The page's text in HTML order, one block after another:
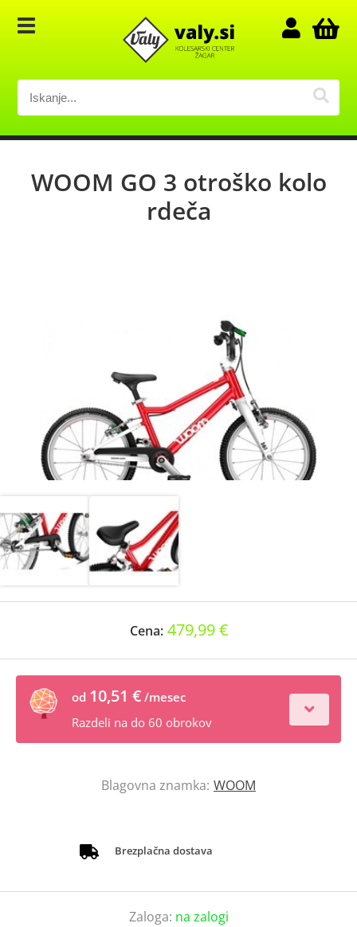
WOOM GO 3 otroško kolo
rdeča
Cena: 479,99 €
od 10,51 € /mesec
Razdeli na do 60 obrokov
Blagovna znamka: WOOM
Brezplačna dostava
Zaloga: na zalogi